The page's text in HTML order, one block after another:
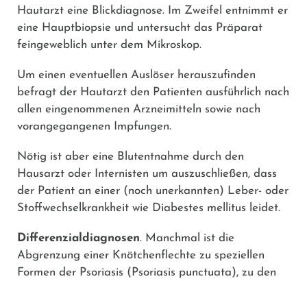
Hautarzt eine Blickdiagnose. Im Zweifel entnimmt er
eine Hauptbiopsie und untersucht das Präparat
feingeweblich unter dem Mikroskop.
Um einen eventuellen Auslöser herauszufinden
befragt der Hautarzt den Patienten ausführlich nach
allen eingenommenen Arzneimitteln sowie nach
vorangegangenen Impfungen.
Nötig ist aber eine Blutentnahme durch den
Hausarzt oder Internisten um auszuschließen, dass
der Patient an einer (noch unerkannten) Leber- oder
Stoffwechselkrankheit wie Diabestes mellitus leidet.
Differenzialdiagnosen. Manchmal ist die
Abgrenzung einer Knötchenflechte zu speziellen
Formen der Psoriasis (Psoriasis punctuata), zu den